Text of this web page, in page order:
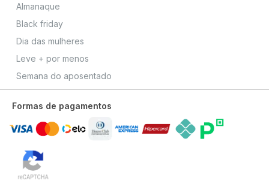
Almanaque
Black friday
Dia das mulheres
Leve + por menos
Semana do aposentado
Formas de pagamentos